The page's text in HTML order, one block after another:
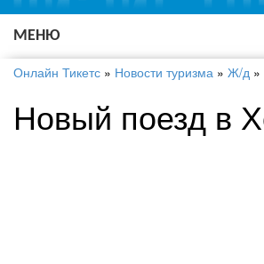
МЕНЮ
Онлайн Тикетс » Новости туризма » Ж/д »
Новый поезд в